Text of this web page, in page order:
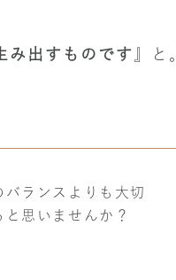
み出すものです 』と
バランスよりも大切
と思いませんか？